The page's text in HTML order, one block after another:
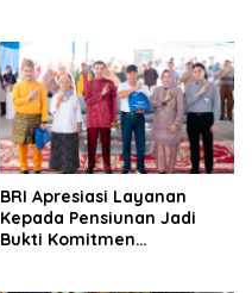
BRI Apresiasi Layanan
Kepada Pensiunan Jadi
Bukti Komitmen